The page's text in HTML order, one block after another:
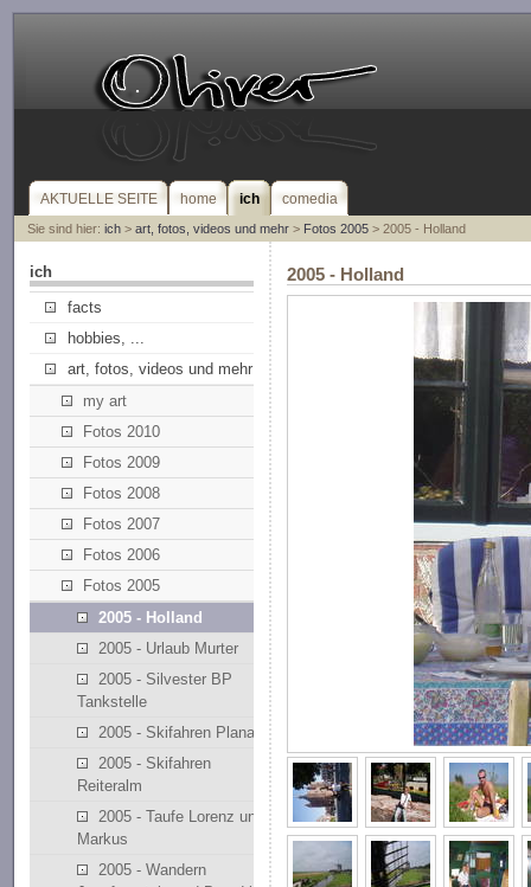
AKTUELLE SEITE home ich comedia
Sie sind hier: ich> art, fotos, videos und mehr> Fotos 2005> 2005 - Holland
ich
facts
hobbies, ...
art, fotos, videos und mehr
my art
Fotos 2010
Fotos 2009
Fotos 2008
Fotos 2007
Fotos 2006
Fotos 2005
2005 - Holland
2005 - Urlaub Murter
2005 - Silvester BP
Tankstelle
2005 - Skifahren Planai
2005 - Skifahren
Reiteralm
2005 - Taufe Lorenz und
Markus
2005 - Wandern
2005 - Holland